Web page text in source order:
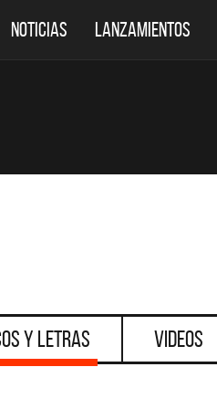
NOTICIAS LANZAMIENTOS
y Letras Videos
DESTACADOS